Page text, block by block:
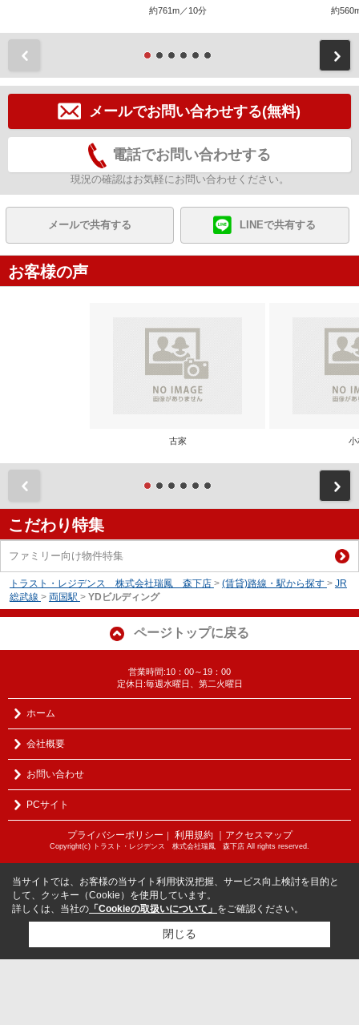
約761m／10分 約
メールでお問い合わせする(無料)
電話でお問い合わせする
現況の確認はお気軽にお問い合わせください。
メールで共有する LINEで共有する
お客様の声
古家 小
こだわり特集
ファミリー向け物件特集
トラスト・レジデンス 株式会社瑞鳳 森下店 > (賃貸)路線・駅から探す > JR
総武線 > 両国駅 > YDビルディング
ページトップに戻る
営業時間:10：00～19：00
定休日:毎週水曜日、第二火曜日
ホーム
会社概要
お問い合わせ
PCサイト
プライバシーポリシー 利用規約 ｜アクセスマップ
Copyright(c) トラスト・レジデンス 株式会社瑞鳳 森下店 All rights reserved.
当サイトでは、お客様の当サイト利用状況把握、サービス向上検討を目的と
して、クッキー（Cookie）を使用しています。
詳しくは、当社の 「Cookieの取扱いについて」 をご確認ください。
閉じる